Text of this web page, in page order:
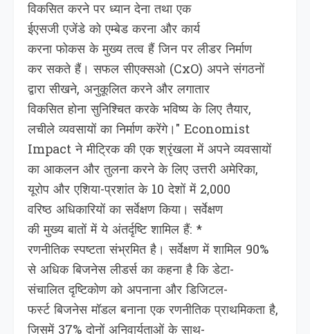
विकसित करने पर ध्यान देना तथा एक
ईएसजी एजेंडे को एम्बेड करना और कार्य
करना फोकस के मुख्य तत्व हैं जिन पर लीडर निर्माण
कर सकते हैं। सफल सीएक्सओ (CxO) अपने संगठनों
द्वारा सीखने, अनुकूलित करने और लगातार
विकसित होना सुनिश्चित करके भविष्य के लिए तैयार,
लचीले व्यवसायों का निर्माण करेंगे।" Economist
Impact ने मीट्रिक की एक श्रृंखला में अपने व्यवसायों
का आकलन और तुलना करने के लिए उत्तरी अमेरिका,
यूरोप और एशिया-प्रशांत के 10 देशों में 2,000
वरिष्ठ अधिकारियों का सर्वेक्षण किया। सर्वेक्षण
की मुख्‍य बातों में ये अंतर्दृष्टि शामिल हैं: *
रणनीतिक स्पष्टता संभ्रमित है। सर्वेक्षण में शामिल 90%
से अधिक बिजनेस लीडर्स का कहना है कि डेटा-
संचालित दृष्टिकोण को अपनाना और डिजिटल-
फर्स्ट बिजनेस मॉडल बनाना एक रणनीतिक प्राथमिकता है,